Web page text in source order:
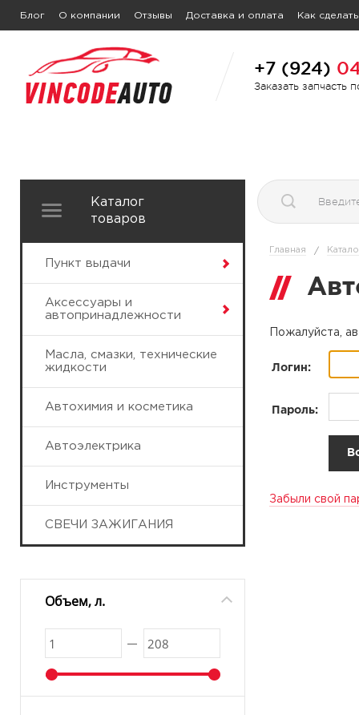
Блог О компании Отзывы Доставка и оплата Как
+7 (924)
Заказать запчасть
Каталог
товаров
Пункт выдачи
Аксессуары и
автопринадлежности
Масла, смазки, технические
жидкости
Автохимия и косметика
Автоэлектрика
Инструменты
СВЕЧИ ЗАЖИГАНИЯ
Объем, л.
Главная /
Пожалуйста,
Логин:
Пароль:
Забыли свой